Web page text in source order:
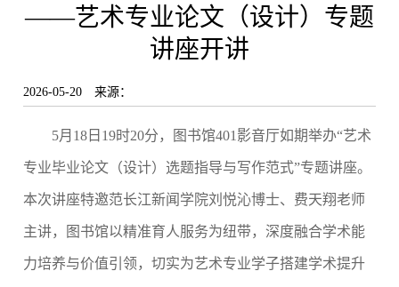
——艺术专业论文（设计）专题
讲座开讲
2026-05-20 来源：
5月 18 日 19时20分，图书馆401 影音厅如期举办“艺术
专业毕业论文（设计）选题指导与写作范式”专题讲座。
本次讲座特邀范长江新闻学院刘悦沁博士、费天翔老师
主讲，图书馆以精准育人服务为纽带，深度融合学术能
力培养与价值引领，切实为艺术专业学子搭建学术提升